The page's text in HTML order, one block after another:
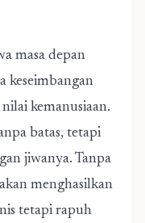
masa depan
keseimbangan
kemanusiaan.
batas, tetapi
jiwanya. Tanpa
menghasilkan
tetapi rapuh